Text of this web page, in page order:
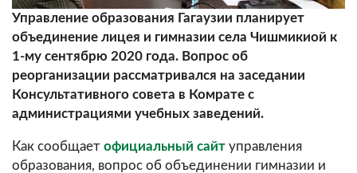
Управление образования Гагаузии планирует
объединение лицея и гимназии села Чишмикиой к
1-му сентябрю 2020 года. Вопрос об
реорганизации рассматривался на заседании
Консультативного совета в Комрате с
администрациями учебных заведений.
Как сообщает официальный сайт управления
образования, вопрос об объединении гимназии и